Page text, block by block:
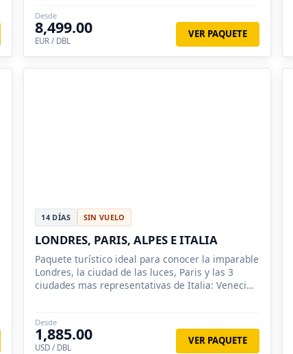
Brujas, Pisa, Lucer...
Desde
8,499.00
EUR / DBL
VER PAQUETE
14 DÍAS SIN VUELO
LONDRES, PARIS, ALPES E ITALIA
Paquete turístico ideal para conocer la imparable
Londres, la ciudad de las luces, Paris y las 3
ciudades mas representativas de Italia: Venecia,
Desde
1,885.00
USD / DBL
VER PAQUETE